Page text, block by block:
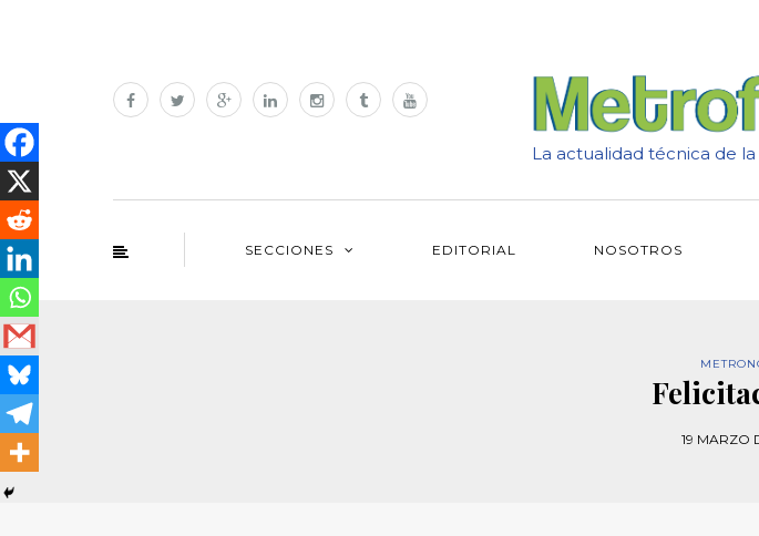
La actualidad técnica de
SECCIONES EDITORIAL NOSOTROS
19 MARZO